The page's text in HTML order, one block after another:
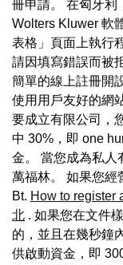
冊申請。 在匈牙利
Wolters Kluwer 軟
表格」頁面上執行
請因填寫錯誤而被
簡單的線上註冊開
使用用戶友好的網
要成立有限公司，
中 30%，即 one
金。 當您成為私人
萬福林。 如果您經
Bt. How to register
北 . 如果您在文件
的，並且在幾秒鐘
供啟動資金，即